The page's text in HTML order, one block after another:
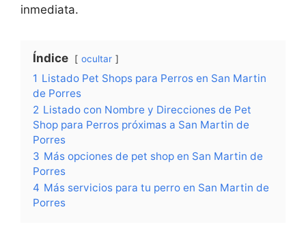
inmediata.
Índice ocultar
1 Listado Pet Shops para Perros en San Martin
de Porres
2 Listado con Nombre y Direcciones de Pet
Shop para Perros próximas a San Martin de
Porres
3 Más opciones de pet shop en San Martin de
Porres
4 Más servicios para tu perro en San Martin de
Porres